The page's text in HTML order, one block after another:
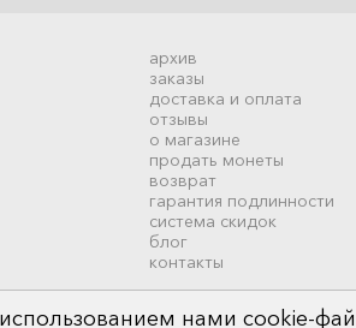
архив
заказы
доставка и оплата
отзывы
о магазине
продать монеты
возврат
гарантия подлинности
система скидок
блог
контакты
нами cookie-